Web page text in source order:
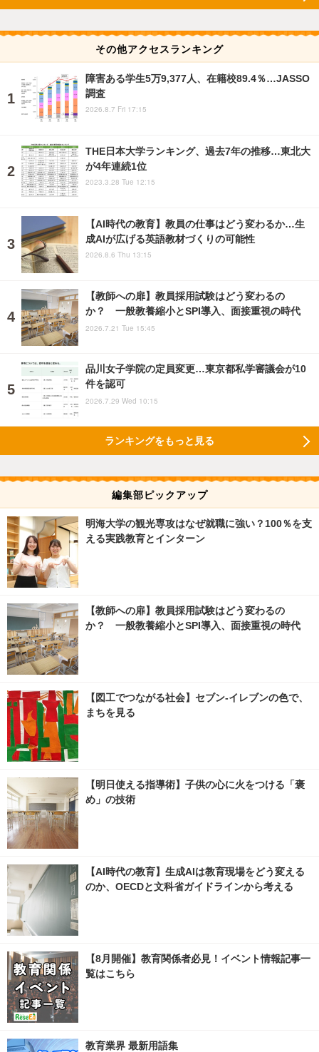
その他アクセスランキング
障害ある学生5万9,377人、在籍校89.4％…JASSO
調査
2026.8.7 Fri 17:15
THE日本大学ランキング、過去7年の推移…東北大
が4年連続1位
2023.3.28 Tue 12:15
【AI時代の教育】教員の仕事はどう変わるか…生
成AIが広げる英語教材づくりの可能性
2026.8.6 Thu 13:15
【教師への扉】教員採用試験はどう変わるの
か？ 一般教養縮小とSPI導入、面接重視の時代
2026.7.21 Tue 15:45
品川女子学院の定員変更…東京都私学審議会が10
件を認可
2026.7.29 Wed 10:15
ランキングをもっと見る
編集部ピックアップ
明海大学の観光専攻はなぜ就職に強い？100％を支
える実践教育とインターン
【教師への扉】教員採用試験はどう変わるの
か？ 一般教養縮小とSPI導入、面接重視の時代
【図工でつながる社会】セブン‐イレブンの色で、
まちを見る
【明日使える指導術】子供の心に火をつける「褒
め」の技術
【AI時代の教育】生成AIは教育現場をどう変える
のか、OECDと文科省ガイドラインから考える
【8月開催】教育関係者必見！イベント情報記事一
覧はこちら
教育業界 最新用語集